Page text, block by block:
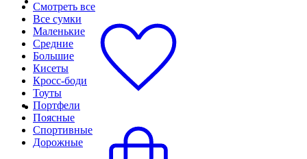
Смотреть все
Все сумки
Маленькие
Средние
Большие
Кисеты
Кросс-боди
Тоуты
Портфели
Поясные
Спортивные
Дорожные